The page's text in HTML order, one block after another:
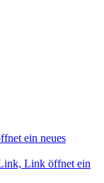
ein neues
Link öffnet ein